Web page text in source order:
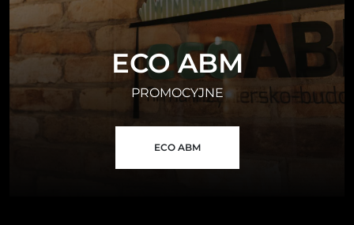
ECO ABM
PROMOCYJNE
ECO ABM